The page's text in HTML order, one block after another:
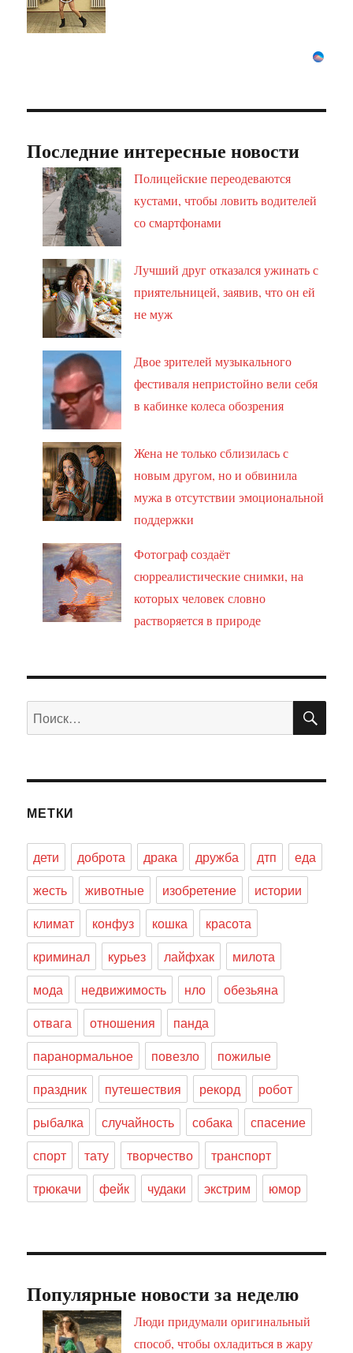
Последние интересные новости
Полицейские переодеваются
кустами, чтобы ловить водителей
со смартфонами
Лучший друг отказался ужинать с
приятельницей, заявив, что он ей
не муж
Двое зрителей музыкального
фестиваля непристойно вели себя
в кабинке колеса обозрения
Жена не только сблизилась с
новым другом, но и обвинила
мужа в отсутствии эмоциональной
поддержки
Фотограф создаёт
сюрреалистические снимки, на
которых человек словно
растворяется в природе
Искать:
МЕТКИ
дети доброта драка дружба дтп
еда
жесть
животные изобретение
истории
климат
конфуз кошка
красота
криминал
курьез лайфхак
милота
мода
недвижимость нло
обезьяна
отвага
отношения
панда
паранормальное
повезло
пожилые
праздник
путешествия рекорд
робот
рыбалка
случайность собака
спасение
спорт
тату творчество
транспорт
трюкачи
фейк чудаки экстрим юмор
Популярные новости за неделю
Люди придумали оригинальный
способ, чтобы охладиться в жару